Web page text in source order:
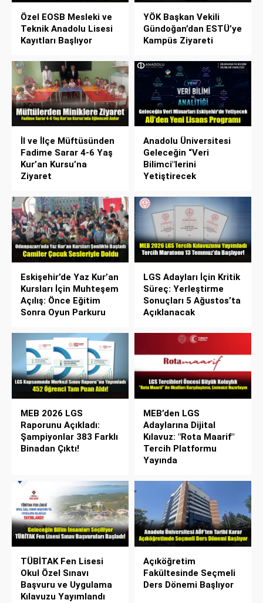
Özel EOSB Mesleki ve
Teknik Anadolu Lisesi
Kayıtları Başlıyor
YÖK Başkan Vekili
Gündoğan’dan ESTÜ’ye
Kampüs Ziyareti
İl ve İlçe Müftüsünden
Fadime Sarar 4-6 Yaş
Kur’an Kursu’na
Ziyaret
Anadolu Üniversitesi
Geleceğin “Veri
Bilimci"lerini
Yetiştirecek
Eskişehir’de Yaz Kur’an
Kursları İçin Muhteşem
Açılış: Önce Eğitim
Sonra Oyun Parkuru
LGS Adayları İçin Kritik
Süreç: Yerleştirme
Sonuçları 5 Ağustos’ta
Açıklanacak
MEB 2026 LGS
Raporunu Açıkladı:
Şampiyonlar 383 Farklı
Binadan Çıktı!
MEB’den LGS
Adaylarına Dijital
Kılavuz: "Rota Maarif"
Tercih Platformu
Yayında
TÜBİTAK Fen Lisesi
Okul Özel Sınavı
Başvuru ve Uygulama
Kılavuzu Yayımlandı
Açıköğretim
Fakültesinde Seçmeli
Ders Dönemi Başlıyor